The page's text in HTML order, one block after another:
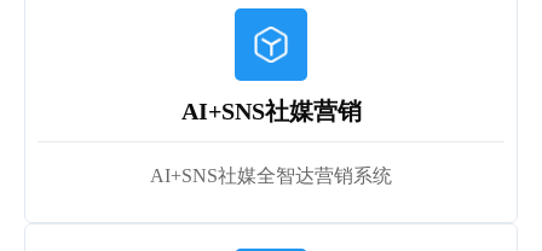
AI+SNS社媒营销
AI+SNS社媒全智达营销系统